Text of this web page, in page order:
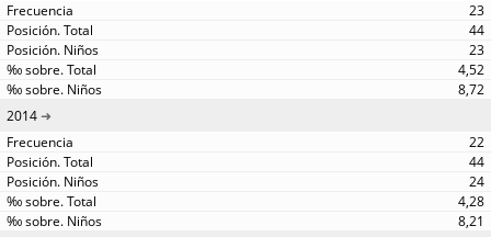
23
44
23
4,52
8,72
2014
22
44
24
4,28
8,21